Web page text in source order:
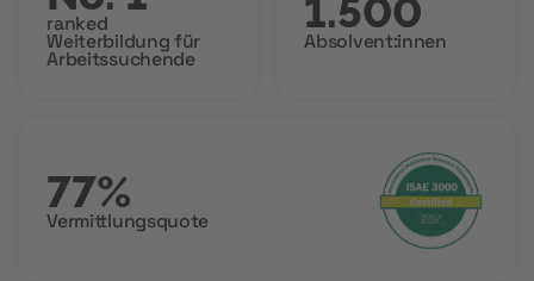
ranked
Weiterbildung für
Arbeitssuchende
1.500
Absolvent:innen
77%
Vermittlungsquote